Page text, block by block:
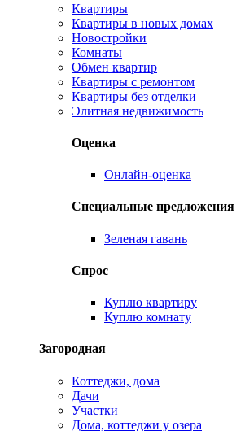
Квартиры
Квартиры в новых домах
Новостройки
Комнаты
Обмен квартир
Квартиры с ремонтом
Квартиры без отделки
Элитная недвижимость
Оценка
Онлайн-оценка
Специальные предложения
Зеленая гавань
Спрос
Куплю квартиру
Куплю комнату
Загородная
Коттеджи, дома
Дачи
Участки
Дома, коттеджи у озера